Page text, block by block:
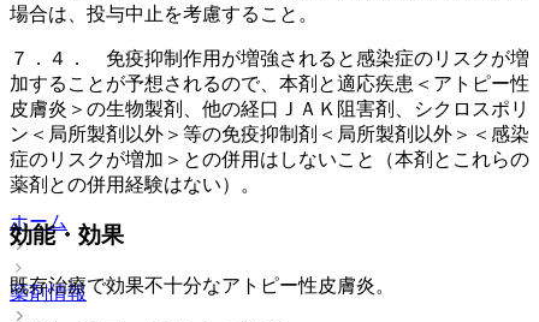
場合は、投与中止を考慮すること。
７．４． 免疫抑制作用が増強されると感染症のリスクが増
加することが予想されるので、本剤と適応疾患＜アトピー性
皮膚炎＞の生物製剤、他の経口ＪＡＫ阻害剤、シクロスポリ
ン＜局所製剤以外＞等の免疫抑制剤＜局所製剤以外＞＜感染
症のリスクが増加＞との併用はしないこと（本剤とこれらの
薬剤との併用経験はない）。
効能・効果
既存治療で効果不十分なアトピー性皮膚炎。
ホーム
薬剤情報